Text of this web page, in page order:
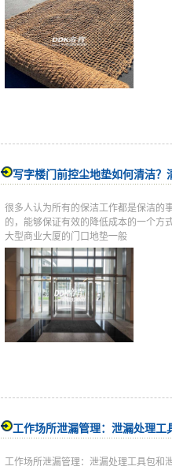
写字楼门前控尘地垫如何清洁
很多人认为所有的保洁工作都是保洁的
的，能够保证有效的降低成本的一个方
大型商业大厦的门口地垫一般
工作场所泄漏管理：泄漏处理工
工作场所泄漏管理：泄漏处理工具包和